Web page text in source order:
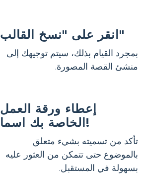
انقر على "نسخ القالب"
بمجرد القيام بذلك، سيتم توجيهك إلى
منشئ القصة المصورة.
إعطاء ورقة العمل
الخاصة بك اسما!
تأكد من تسميته بشيء متعلق
بالموضوع حتى تتمكن من العثور عليه
بسهولة في المستقبل.